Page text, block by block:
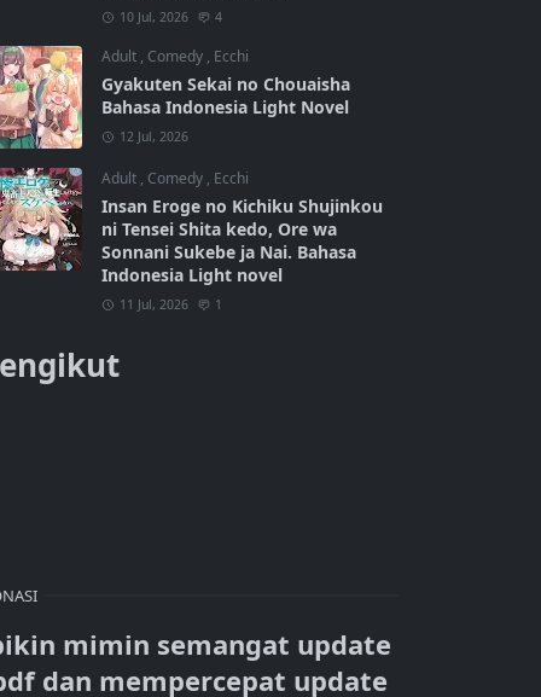
10 Jul, 2026 4
Adult , Comedy , Ecchi
Gyakuten Sekai no Chouaisha
Bahasa Indonesia Light Novel
12 Jul, 2026
Adult , Comedy , Ecchi
Insan Eroge no Kichiku Shujinkou
ni Tensei Shita kedo, Ore wa
Sonnani Sukebe ja Nai. Bahasa
Indonesia Light novel
11 Jul, 2026 1
mimin semangat update
dan mempercepat update